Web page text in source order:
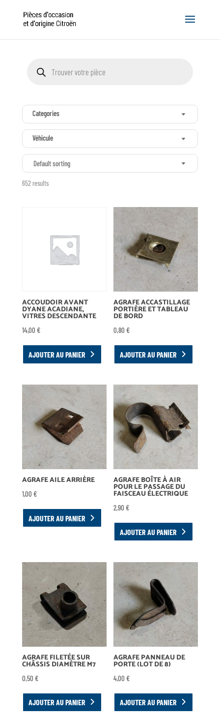
produits
Categories
Véhicule
Default sorting
652 results
ACCOUDOIR AVANT
DYANE ACADIANE,
VITRES DESCENDANTE
14,00 €
AJOUTER AU PANIER
AGRAFE ACCASTILLAGE
PORTIÈRE ET TABLEAU
DE BORD
0,80€
AJOUTER AU PANIER
AGRAFE AILE ARRIÈRE
1,00 €
AJOUTER AU PANIER
AGRAFE BOÎTE À AIR
POUR LE PASSAGE DU
FAISCEAU ÉLECTRIQUE
2,90€
AJOUTER AU PANIER
AGRAFE FILETÉE SUR
CHÂSSIS DIAMÈTRE M7
0,50 €
AJOUTER AU PANIER
AGRAFE PANNEAU DE
PORTE (LOT DE 8)
4,00€
AJOUTER AU PANIER